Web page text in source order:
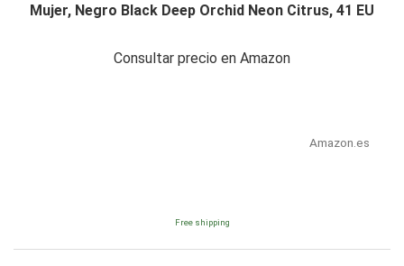
Mujer, Negro Black Deep Orchid Neon Citrus, 41 EU
Consultar precio en Amazon
Amazon.es
Free shipping